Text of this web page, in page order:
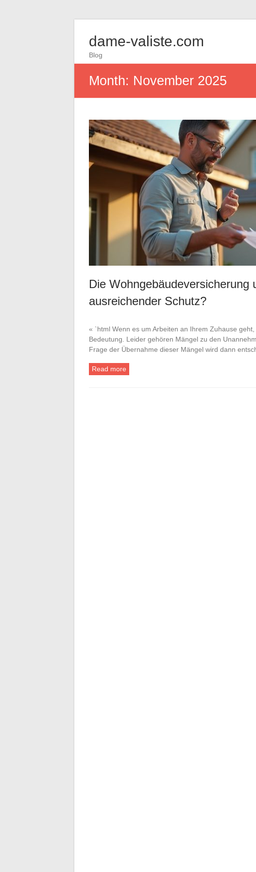
dame-valiste.com
Blog
Month: November 2025
Die Wohngebäudeversicherung
ausreichender Schutz?
« `html Wenn es um Arbeiten an Ihrem Zuhause
Bedeutung. Leider gehören Mängel zu den
Frage der Übernahme dieser Mängel wird dann
Read more